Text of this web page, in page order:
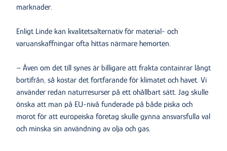
marknader.
Enligt Linde kan kvalitetsalternativ för material- och
varuanskaffningar ofta hittas närmare hemorten.
– Även om det till synes är billigare att frakta containrar långt
bortifrån, så kostar det fortfarande för klimatet och havet. Vi
använder redan naturresurser på ett ohållbart sätt. Jag skulle
önska att man på EU-nivå funderade på både piska och
morot för att europeiska företag skulle gynna ansvarsfulla val
och minska sin användning av olja och gas.